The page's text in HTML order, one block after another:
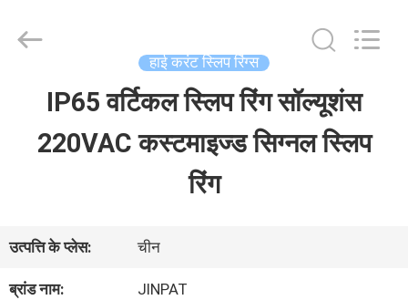
वीआर
दिखाएँ
Electronics
हाई करंट स्लिप रिंग्स
IP65 वर्टिकल स्लिप रिंग सॉल्यूशंस
220VAC कस्टमाइज्ड सिग्नल स्लिप
रिंग
उत्पत्ति के प्लेस: चीन
ब्रांड नाम: JINPAT